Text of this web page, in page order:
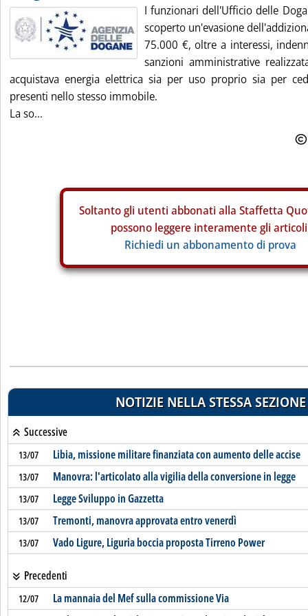
I funzionari dell'Ufficio delle
scoperto un'evasione
75.000 €, oltre a interessi,
sanzioni amministrative
acquistava energia elettrica sia per uso proprio sia per
presenti nello stesso immobile.
La so...
Soltanto gli utenti abbonati alla Staffetta
possono leggere interamente gli
Richiedi un abbonamento di prova
NOTIZIE NELLA STESSA SEZIONE
Successive
13/07 Libia, missione militare finanziata con aumento delle accise
13/07 Manovra: l'articolato alla vigilia della conversione in legge
13/07 Legge Sviluppo in Gazzetta
13/07 Tremonti, manovra approvata entro venerdì
13/07 Vado Ligure, Liguria boccia proposta Tirreno Power
Precedenti
12/07 La mannaia del Mef sulla commissione Via